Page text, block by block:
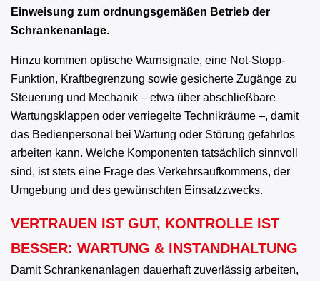
Einweisung zum ordnungsgemäßen Betrieb der
Schrankenanlage.
Hinzu kommen optische Warnsignale, eine Not-Stopp-
Funktion, Kraftbegrenzung sowie gesicherte Zugänge zu
Steuerung und Mechanik – etwa über abschließbare
Wartungsklappen oder verriegelte Technikräume –, damit
das Bedienpersonal bei Wartung oder Störung gefahrlos
arbeiten kann. Welche Komponenten tatsächlich sinnvoll
sind, ist stets eine Frage des Verkehrsaufkommens, der
Umgebung und des gewünschten Einsatzzwecks.
VERTRAUEN IST GUT, KONTROLLE IST
BESSER: WARTUNG & INSTANDHALTUNG
Damit Schrankenanlagen dauerhaft zuverlässig arbeiten,